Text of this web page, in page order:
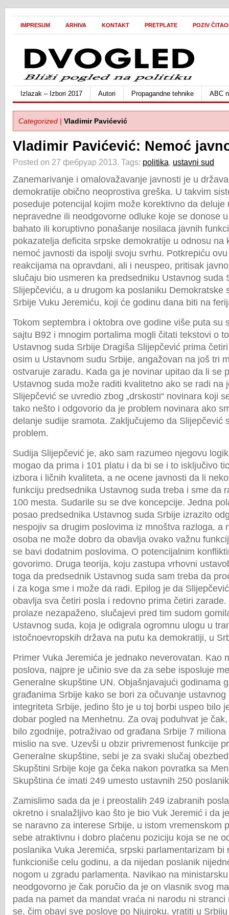
IMPRESUM ARHIVA KONTAKT PRETPLATE POZIV
Izlazak – Izbori 2017 Autori Propagandne tehnike ABC
Categorized | Vladimir Pavićević
Vladimir Pavićević: Nemoć
Posted on 27 фебруар 2013. Tags: politika, ustavni sud
Zanemarivanje i omalovažavanje javnosti je u
demokratije obično neoprostiva greška. U takvim
poseduje potencijal kojim može korektivno da deluje
nepravedne ili neodgovorne odluke koje se donose
bahato ili koruptivno ponašanje nosilaca javnih
pokazatelja deficita srpske demokratije u odnosu na
nemoć javnosti da ispolji svoju svrhu. Potkrepiću
reakcijama na opravdani, ali i neuspeo, pritisak
slučaju bio usmeren ka predsedniku Ustavnog suda
Slijepčeviću, a u drugom ka poslaniku Demokratske
Srbije Vuku Jeremiću, koji će godinu dana biti na
Tokom septembra i oktobra ove godine više puta su
sajtu B92 i mnogim portalima mogli čitati tekstovi o
Ustavnog suda Srbije Dragiša Slijepčević prima
osim u Ustavnom sudu Srbije, angažovan na još tri
ostvaruje zaradu. Kada ga je novinar upitao da li se
Ustavnog suda može raditi kvalitetno ako se radi na
Slijepčević se uvredio zbog „drskosti“ novinara koji
tako nešto i odgovorio da je problem novinara ako
delanje sudije sramota. Zaključujemo da Slijepčević
problem.
Sudija Slijepčević je, ako sam razumeo njegovu
mogao da prima i 101 platu i da bi se i to isključivo
izbora i ličnih kvaliteta, a ne ocene javnosti da li
funkciju predsednika Ustavnog suda treba i sme da
100 mesta. Sudarile su se dve koncepcije. Jedna
posao predsednika Ustavnog suda Srbije izrazito
nespojiv sa drugim poslovima iz mnoštva razloga, a
osoba ne može dobro da obavlja ovako važnu
se bavi dodatnim poslovima. O potencijalnim
govorimo. Druga teorija, koju zastupa vrhovni
toga da predsednik Ustavnog suda sam treba da
i za koga sme i može da radi. Epilog je da
obavlja sva četiri posla i redovno prima četiri
prolaze nezapaženo, slučajevi pred tim sudom
Ustavnog suda, koja je odigrala ogromnu ulogu u
istočnoevropskih država na putu ka demokratiji, u
Primer Vuka Jeremića je jednako neverovatan. Kao
poslova, najpre je učinio sve da za sebe isposluje
Generalne skupštine UN. Objašnjavajući godinama
građanima Srbije kako se bori za očuvanje
integriteta Srbije, jedino što je u toj borbi uspeo bilo
dobar pogled na Menhetnu. Za ovaj poduhvat je
bilo zgodnije, potraživao od građana Srbije 7
mislio na sve. Uzevši u obzir privremenost funkcije
Generalne skupštine, sebi je za svaki slučaj
Skupštini Srbije koje ga čeka nakon povratka sa
Skupština će imati 249 umesto ustavnih 250
Zamislimo sada da je i preostalih 249 izabranih
okretno i snalažljivo kao što je bio Vuk Jeremić i da
se naravno za interese Srbije, u istom vremenskom
sebe atraktivnu i dobro plaćenu poziciju koja se ne
poslanika Vuka Jeremića, srpski parlamentarizam bi
funkcioniše celu godinu, a da nijedan poslanik
nogom u zgradu parlamenta. Navikao na
neodgovorno je čak poručio da je on vlasnik svog
pada na pamet da mandat vraća ni narodu ni
se, čim obavi sve poslove po Njujroku, vratiti u